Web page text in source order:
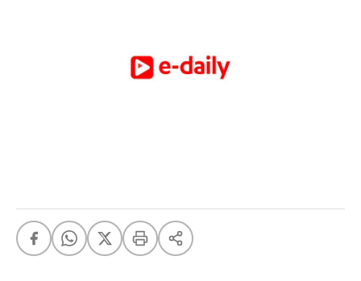
A-List LGBTQI+